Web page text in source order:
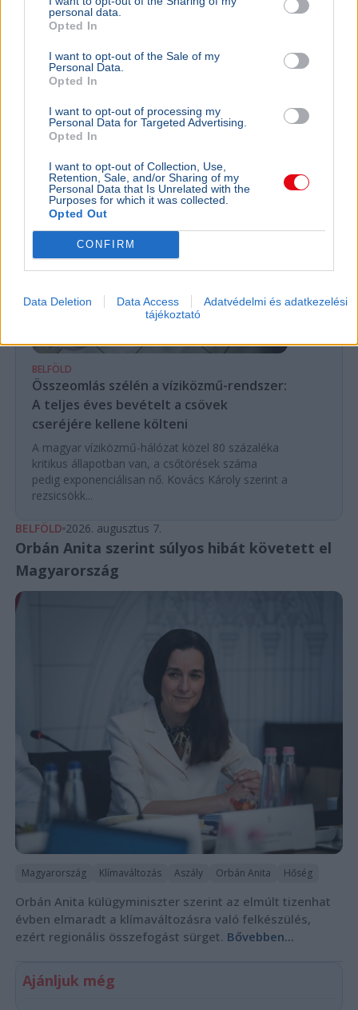
personal data.
Opted In
I want to opt-out of the Sale of my
Personal Data.
Opted In
I want to opt-out of processing my
Personal Data for Targeted Advertising.
Opted In
I want to opt-out of Collection, Use,
Retention, Sale, and/or Sharing of my
Personal Data that Is Unrelated with the
Purposes for which it was collected.
Opted Out
CONFIRM
Data Deletion Data Access
Adatvédelmi és adatkezelési
tájékoztató
Rendőrség Pósfai Gábor
Pósfai Gábor belügyminiszter szerint közel 900 egykori
rendőr jelezte, hogy visszatérne, a teljes bértáblát pedig
átalakítják.Bővebben...
Rezsicsökkentés
BELFÖLD
Összeomlás szélén a víziközmű-rendszer:
A teljes éves bevételt a csövek
cseréjére kellene költeni
A magyar víziközmű-hálózat közel 80 százaléka
kritikus állapotban van, a csőtörések száma
pedig exponenciálisan nő. Kovács Károly szerint a
rezsicsökk...
GAZDASÁG
kegyelmi
BELFÖLD 2026. augusztus 7.
Orbán Anita szerint súlyos hibát követett el
Magyarország
Magyarország Klímaváltozás Aszály Orbán Anita Hőség
Orbán Anita külügyminiszter szerint az elmúlt tizenhat
évben elmaradt a klímaváltozásra való felkészülés,
ezért regionális összefogást sürget. Bővebben...
Ajánljuk még